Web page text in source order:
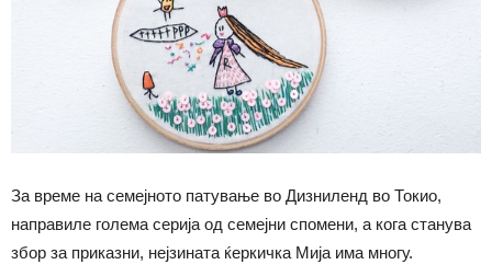
За време на семејното патување во Дизниленд во Токио,
направиле голема серија од семејни спомени, а кога станува
збор за приказни, нејзината ќеркичка Мија има многу.